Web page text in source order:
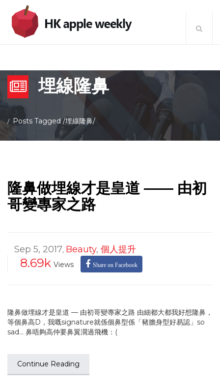
埋線隆鼻
Posts Tagged/埋線隆鼻/
隆鼻做埋線才是皇道 —— 由初
哥變專家之路
Sep 5, 2017, Beauty, 個人提升
8.69k Views Share on Facebook
隆鼻做埋線才是皇道 — 由初哥變專家之路 由細都大都我好想隆鼻，
等個鼻高D，我嘅signature就係個鼻型係「豬膽身型好易認」so
sad… 鼻唔夠高仲要鼻翼濶過飛機：(
Continue Reading